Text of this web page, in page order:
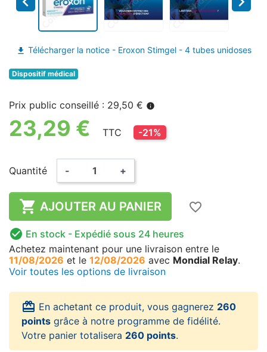
file_download Télécharger la notice - Eroxon Stimgel - 4 tubes unidoses
Dispositif médical
Prix public conseillé : 29,50 € info
23,29 € TTC -21%
Quantité - +
 AJOUTER AU PANIER
favorite_border
 En stock - Expédié sous 24 heures
Achetez maintenant pour une livraison entre le
11/08/2026 et le 12/08/2026 avec Mondial Relay.
Voir toutes les options de livraison
card_giftcard En achetant ce produit, vous gagnerez 260
points grâce à notre programme de fidélité.
Votre panier totalisera 260 points.